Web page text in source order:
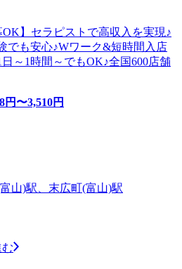
OK】セラピストで高収入を実現♪
でも安心♪Wワーク&短時間入店
～1時間～でもOK♪全国600店舗
円〜3,510円
山)駅、末広町(富山)駅